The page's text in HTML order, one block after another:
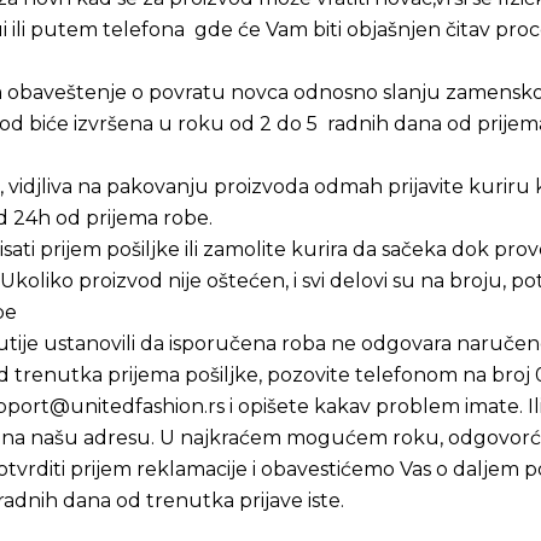
ili putem telefona gde će Vam biti objašnjen čitav
obaveštenje o povratu novca odnosno slanju
biće izvršena u roku od 2 do 5 radnih dana od
vidjliva na pakovanju proizvoda odmah prijavite kuriru
24h od prijema robe.
prijem pošiljke ili zamolite kurira da sačeka dok
proizvod nije oštećen, i svi delovi su na broju,
ustanovili da isporučena roba ne odgovara
trenutka prijema pošiljke, pozovite telefonom na broj
i opišete kakav problem imate.
našu adresu. U najkraćem mogućem roku,
prijem reklamacije i obavestićemo Vas o daljem
dana od trenutka prijave iste.